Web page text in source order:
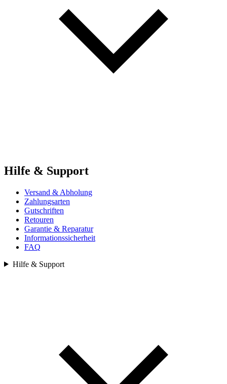
Hilfe & Support
Versand & Abholung
Zahlungsarten
Gutschriften
Retouren
Garantie & Reparatur
Informationssicherheit
FAQ
Hilfe & Support